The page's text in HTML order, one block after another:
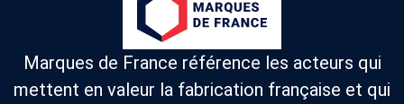
Marques de France référence les acteurs qui
mettent en valeur la fabrication française et qui